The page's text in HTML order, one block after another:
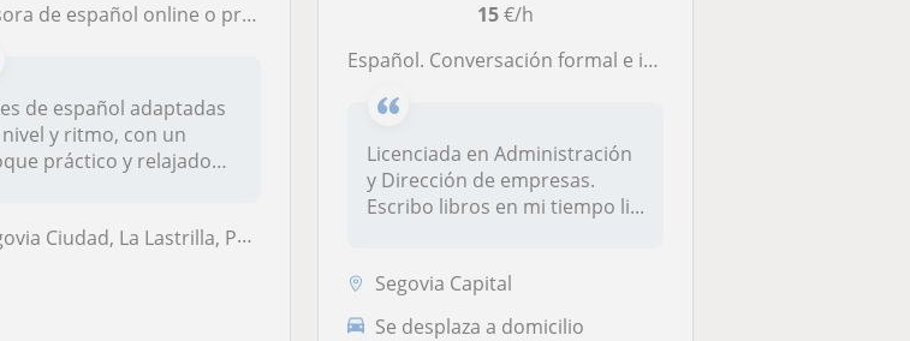
online o presencial en Segovia, para estudiantes extranjeros.
de español adaptadas
y ritmo, con un
práctico y relajado
La Lastrilla, Palazuelos de Eresma, San Cristóbal de S...
15€/h
Español. Conversación formal e informal según las necesidades del alumno
Licenciada en Administración
y Dirección de empresas.
Escribo libros en mi tiempo li...
Segovia Capital
Se desplaza a domicilio